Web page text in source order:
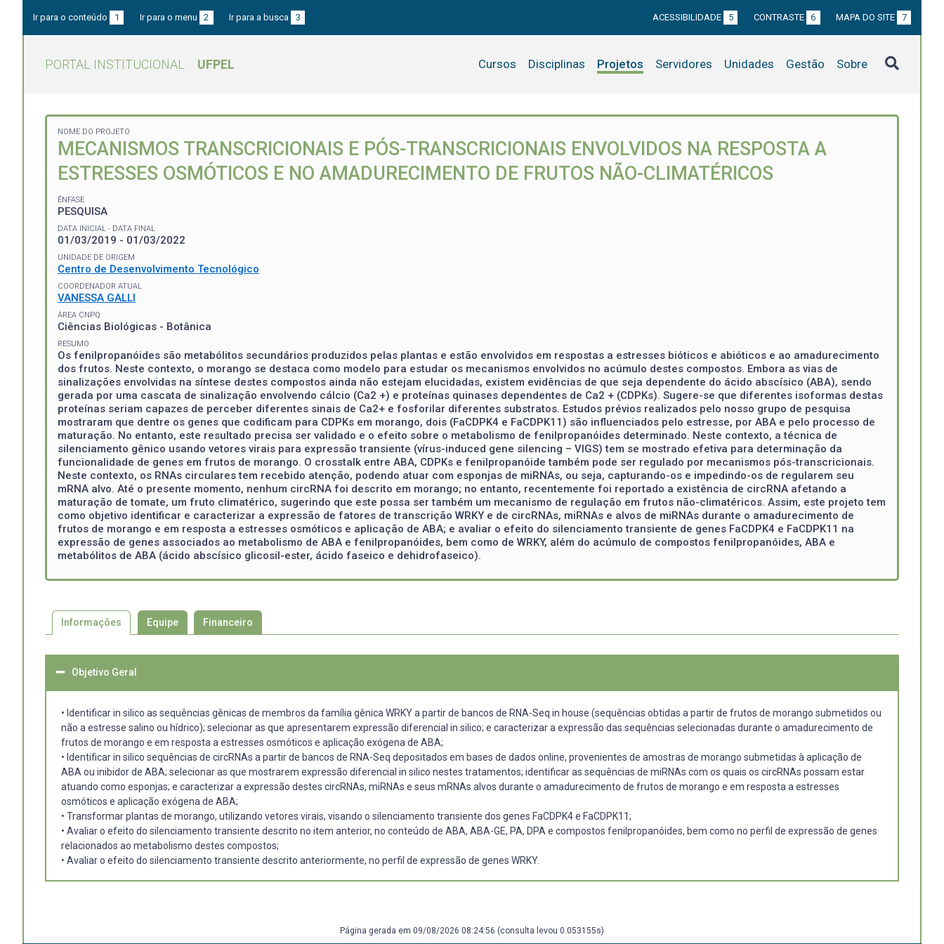
Ir para o conteúdo 1 Ir para o menu 2 Ir para a busca 3 ACESSIBILIDADE 5 CONTRASTE 6 MAPA DO SITE 7
PORTAL INSTITUCIONAL UFPEL Cursos Disciplinas Projetos Servidores Unidades Gestão Sobre
NOME DO PROJETO
MECANISMOS TRANSCRICIONAIS E PÓS-TRANSCRICIONAIS ENVOLVIDOS NA RESPOSTA A
ESTRESSES OSMÓTICOS E NO AMADURECIMENTO DE FRUTOS NÃO-CLIMATÉRICOS
ÊNFASE
PESQUISA
DATA INICIAL - DATA FINAL
01/03/2019 - 01/03/2022
UNIDADE DE ORIGEM
Centro de Desenvolvimento Tecnológico
COORDENADOR ATUAL
VANESSA GALLI
ÁREA CNPQ
Ciências Biológicas - Botânica
RESUMO
Os fenilpropanóides são metabólitos secundários produzidos pelas plantas e estão envolvidos em respostas a estresses bióticos e abióticos e ao amadurecimento
dos frutos. Neste contexto, o morango se destaca como modelo para estudar os mecanismos envolvidos no acúmulo destes compostos. Embora as vias de
sinalizações envolvidas na síntese destes compostos ainda não estejam elucidadas, existem evidências de que seja dependente do ácido abscísico (ABA), sendo
gerada por uma cascata de sinalização envolvendo cálcio (Ca2 +) e proteínas quinases dependentes de Ca2 + (CDPKs). Sugere-se que diferentes isoformas destas
proteínas seriam capazes de perceber diferentes sinais de Ca2+ e fosforilar diferentes substratos. Estudos prévios realizados pelo nosso grupo de pesquisa
mostraram que dentre os genes que codificam para CDPKs em morango, dois (FaCDPK4 e FaCDPK11) são influenciados pelo estresse, por ABA e pelo processo de
maturação. No entanto, este resultado precisa ser validado e o efeito sobre o metabolismo de fenilpropanóides determinado. Neste contexto, a técnica de
silenciamento gênico usando vetores virais para expressão transiente (vírus-induced gene silencing – VIGS) tem se mostrado efetiva para determinação da
funcionalidade de genes em frutos de morango. O crosstalk entre ABA, CDPKs e fenilpropanóide também pode ser regulado por mecanismos pós-transcricionais.
Neste contexto, os RNAs circulares tem recebido atenção, podendo atuar com esponjas de miRNAs, ou seja, capturando-os e impedindo-os de regularem seu
mRNA alvo. Até o presente momento, nenhum circRNA foi descrito em morango; no entanto, recentemente foi reportado a existência de circRNA afetando a
maturação de tomate, um fruto climatérico, sugerindo que este possa ser também um mecanismo de regulação em frutos não-climatéricos. Assim, este projeto tem
como objetivo identificar e caracterizar a expressão de fatores de transcrição WRKY e de circRNAs, miRNAs e alvos de miRNAs durante o amadurecimento de
frutos de morango e em resposta a estresses osmóticos e aplicação de ABA; e avaliar o efeito do silenciamento transiente de genes FaCDPK4 e FaCDPK11 na
expressão de genes associados ao metabolismo de ABA e fenilpropanóides, bem como de WRKY, além do acúmulo de compostos fenilpropanóides, ABA e
metabólitos de ABA (ácido abscísico glicosil-ester, ácido faseico e dehidrofaseico).
Informações Equipe Financeiro
Objetivo Geral
• Identificar in silico as sequências gênicas de membros da família gênica WRKY a partir de bancos de RNA-Seq in house (sequências obtidas a partir de frutos de morango submetidos ou
não a estresse salino ou hídrico); selecionar as que apresentarem expressão diferencial in silico; e caracterizar a expressão das sequências selecionadas durante o amadurecimento de
frutos de morango e em resposta a estresses osmóticos e aplicação exógena de ABA;
• Identificar in silico sequências de circRNAs a partir de bancos de RNA-Seq depositados em bases de dados online, provenientes de amostras de morango submetidas à aplicação de
ABA ou inibidor de ABA; selecionar as que mostrarem expressão diferencial in silico nestes tratamentos; identificar as sequências de miRNAs com os quais os circRNAs possam estar
atuando como esponjas; e caracterizar a expressão destes circRNAs, miRNAs e seus mRNAs alvos durante o amadurecimento de frutos de morango e em resposta a estresses
osmóticos e aplicação exógena de ABA;
• Transformar plantas de morango, utilizando vetores virais, visando o silenciamento transiente dos genes FaCDPK4 e FaCDPK11;
• Avaliar o efeito do silenciamento transiente descrito no item anterior, no conteúdo de ABA, ABA-GE, PA, DPA e compostos fenilpropanóides, bem como no perfil de expressão de genes
relacionados ao metabolismo destes compostos;
• Avaliar o efeito do silenciamento transiente descrito anteriormente, no perfil de expressão de genes WRKY.
Página gerada em 09/08/2026 08:24:56 (consulta levou 0.053155s)